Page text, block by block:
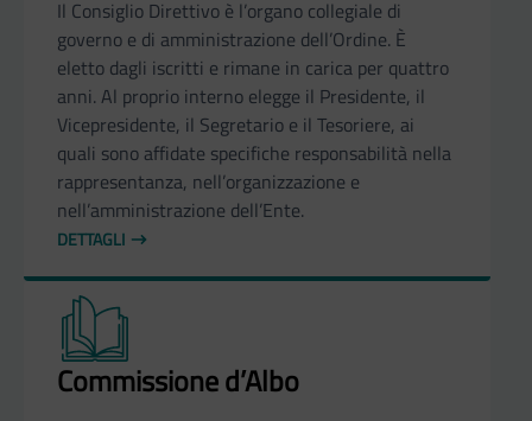
Il Consiglio Direttivo è l’organo collegiale di
governo e di amministrazione dell’Ordine. È
eletto dagli iscritti e rimane in carica per quattro
anni. Al proprio interno elegge il Presidente, il
Vicepresidente, il Segretario e il Tesoriere, ai
quali sono affidate specifiche responsabilità nella
rappresentanza, nell’organizzazione e
nell’amministrazione dell’Ente.
DETTAGLI
Commissione d’Albo